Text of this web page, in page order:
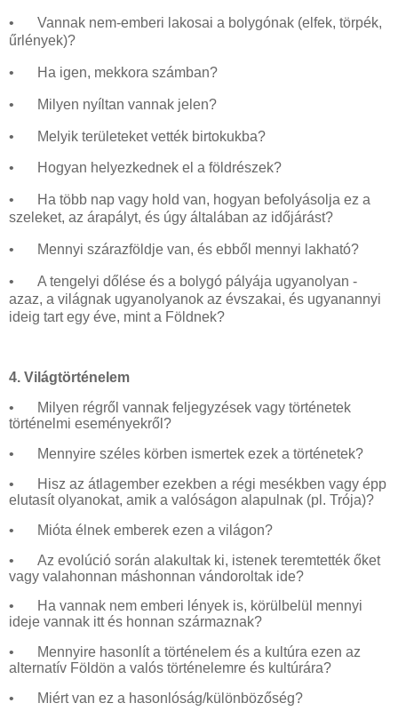
•
Vannak nem-emberi lakosai a bolygónak (elfek, törpék,
űrlények)?
• Ha igen, mekkora számban?
• Milyen nyíltan vannak jelen?
• Melyik területeket vették birtokukba?
• Hogyan helyezkednek el a földrészek?
•
Ha több nap vagy hold van, hogyan befolyásolja ez a
szeleket, az árapályt, és úgy általában az időjárást?
• Mennyi szárazföldje van, és ebből mennyi lakható?
•
A tengelyi dőlése és a bolygó pályája ugyanolyan -
azaz, a világnak ugyanolyanok az évszakai, és ugyanannyi
ideig tart egy éve, mint a Földnek?
4. Világtörténelem
•
Milyen régről vannak feljegyzések vagy történetek
történelmi eseményekről?
•
Mennyire széles körben ismertek ezek a történetek?
•
Hisz az átlagember ezekben a régi mesékben vagy épp
elutasít olyanokat, amik a valóságon alapulnak (pl. Trója)?
•
Mióta élnek emberek ezen a világon?
•
Az evolúció során alakultak ki, istenek teremtették őket
vagy valahonnan máshonnan vándoroltak ide?
•
Ha vannak nem emberi lények is, körülbelül mennyi
ideje vannak itt és honnan származnak?
•
Mennyire hasonlít a történelem és a kultúra ezen az
alternatív Földön a valós történelemre és kultúrára?
•
Miért van ez a hasonlóság/különbözőség?